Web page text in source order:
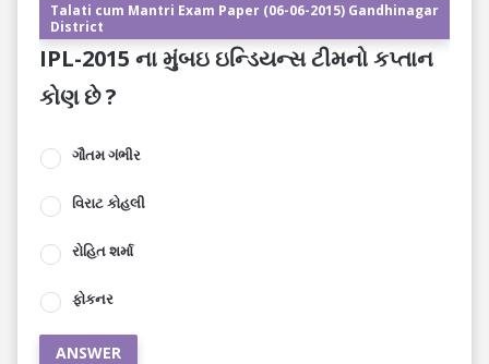
Talati cum Mantri Exam Paper (06-06-2015) Gandhinagar
District
IPL-2015 ના મુંબઇ ઇન્ડિયન્સ ટીમનો કપ્તાન
કોણ છે ?
ગૌતમ ગંભીર
વિરાટ કોહલી
રોહિત શર્મા
ફોકનર
ANSWER